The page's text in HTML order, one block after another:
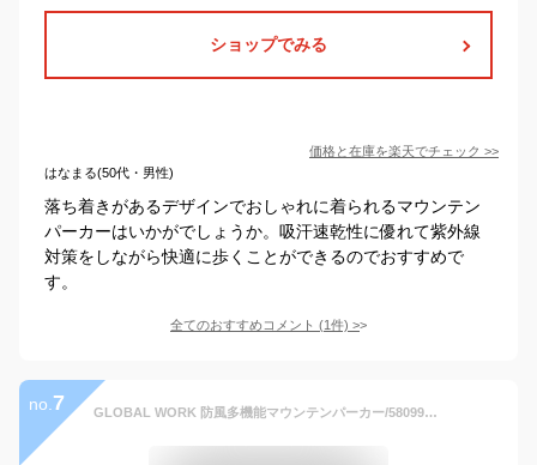
ショップでみる
価格と在庫を楽天でチェック >>
はなまる(50代・男性)
落ち着きがあるデザインでおしゃれに着られるマウンテン
パーカーはいかがでしょうか。吸汗速乾性に優れて紫外線
対策をしながら快適に歩くことができるのでおすすめで
す。
全てのおすすめコメント (1件) >
no. 7 GLOBAL WORK 防風多機能マウンテンパーカー/580992 グローバルワーク ジャケット・アウター マウンテンパーカー ホワイト ベージュ ブラック グリーン カーキグリーン【送料無料】